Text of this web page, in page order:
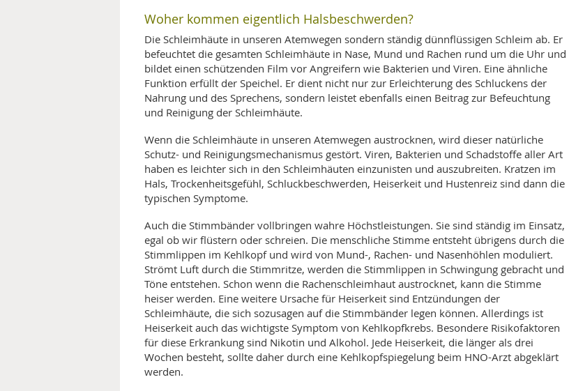
Woher kommen eigentlich Halsbeschwerden?
Die Schleimhäute in unseren Atemwegen sondern ständig dünnflüssigen Schleim ab. Er
befeuchtet die gesamten Schleimhäute in Nase, Mund und Rachen rund um die Uhr und
bildet einen schützenden Film vor Angreifern wie Bakterien und Viren. Eine ähnliche
Funktion erfüllt der Speichel. Er dient nicht nur zur Erleichterung des Schluckens der
Nahrung und des Sprechens, sondern leistet ebenfalls einen Beitrag zur Befeuchtung
und Reinigung der Schleimhäute.
Wenn die Schleimhäute in unseren Atemwegen austrocknen, wird dieser natürliche
Schutz- und Reinigungsmechanismus gestört. Viren, Bakterien und Schadstoffe aller Art
haben es leichter sich in den Schleimhäuten einzunisten und auszubreiten. Kratzen im
Hals, Trockenheitsgefühl, Schluckbeschwerden, Heiserkeit und Hustenreiz sind dann die
typischen Symptome.
Auch die Stimmbänder vollbringen wahre Höchstleistungen. Sie sind ständig im Einsatz,
egal ob wir flüstern oder schreien. Die menschliche Stimme entsteht übrigens durch die
Stimmlippen im Kehlkopf und wird von Mund-, Rachen- und Nasenhöhlen moduliert.
Strömt Luft durch die Stimmritze, werden die Stimmlippen in Schwingung gebracht und
Töne entstehen. Schon wenn die Rachenschleimhaut austrocknet, kann die Stimme
heiser werden. Eine weitere Ursache für Heiserkeit sind Entzündungen der
Schleimhäute, die sich sozusagen auf die Stimmbänder legen können. Allerdings ist
Heiserkeit auch das wichtigste Symptom von Kehlkopfkrebs. Besondere Risikofaktoren
für diese Erkrankung sind Nikotin und Alkohol. Jede Heiserkeit, die länger als drei
Wochen besteht, sollte daher durch eine Kehlkopfspiegelung beim HNO-Arzt abgeklärt
werden.